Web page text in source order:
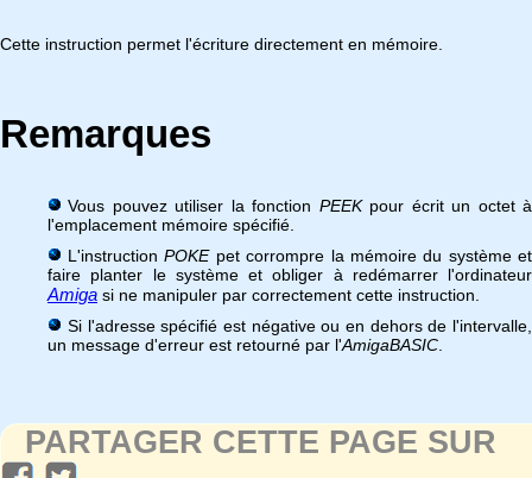
Cette instruction permet l'écriture directement en mémoire.
Remarques
Vous pouvez utiliser la fonction PEEKpour écrit un octet à
l'emplacement mémoire spécifié.
L'instructionPOKEpet corrompre la mémoire du système et
faire planter le système et obliger à redémarrer l'ordinateur
Amiga si ne manipuler par correctement cette instruction.
Si l'adresse spécifié est négative ou en dehors de l'intervalle,
un message d'erreur est retourné par l'AmigaBASIC
PARTAGER CETTE PAGE SUR